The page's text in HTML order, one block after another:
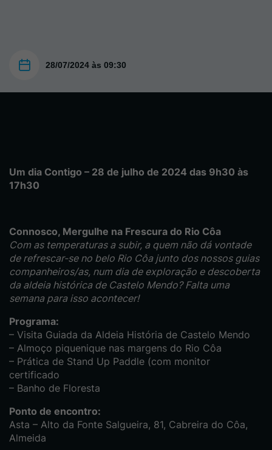
28/07/2024 às 09:30
Um dia Contigo – 28 de julho de 2024 das 9h30 às
17h30
Connosco, Mergulhe na Frescura do Rio Côa
Com as temperaturas a subir, a quem não dá vontade
de refrescar-se no belo Rio Côa junto dos nossos guias
companheiros/as, num dia de exploração e descoberta
da aldeia histórica de Castelo Mendo? Falta uma
semana para isso acontecer!
Programa:
– Visita Guiada da Aldeia História de Castelo Mendo
– Almoço piquenique nas margens do Rio Côa
– Prática de Stand Up Paddle (com monitor
certificado
– Banho de Floresta
Ponto de encontro:
Asta – Alto da Fonte Salgueira, 81, Cabreira do Côa,
Almeida